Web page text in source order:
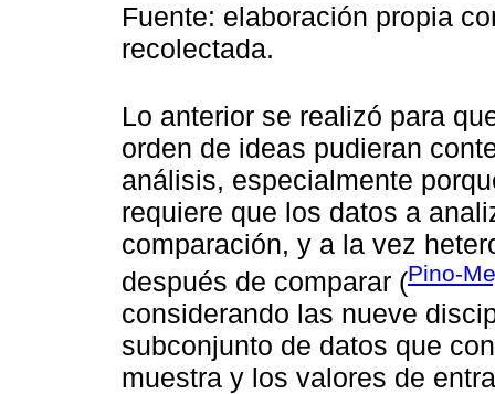
Fuente: elaboración propia
recolectada.
Lo anterior se realizó para
orden de ideas pudieran
análisis, especialmente
requiere que los datos a
comparación, y a la vez
después de comparar (Pino-
considerando las nueve
subconjunto de datos que
muestra y los valores de